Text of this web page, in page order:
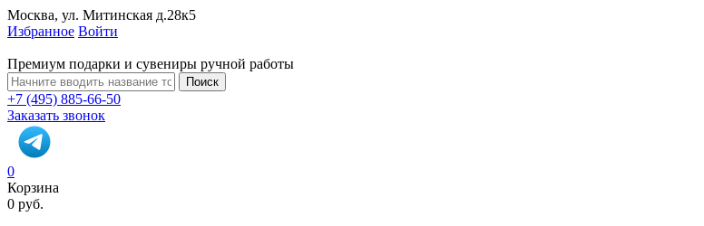
Москва, ул. Митинская д.28к5
Избранное Войти
Премиум подарки и сувениры ручной работы
Поиск
+7 (495) 885-66-50
Заказать звонок
0
Корзина
0 руб.